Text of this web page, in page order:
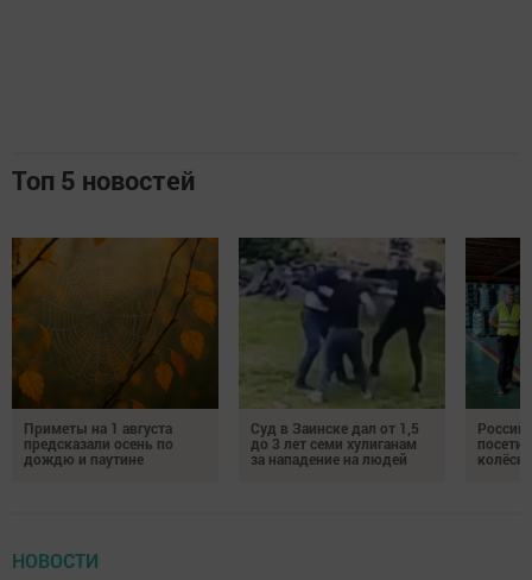
Топ 5 новостей
Приметы на 1 августа
предсказали осень по
дождю и паутине
Суд в Заинске дал от 1,5
до 3 лет семи хулиганам
за нападение на людей
НОВОСТИ